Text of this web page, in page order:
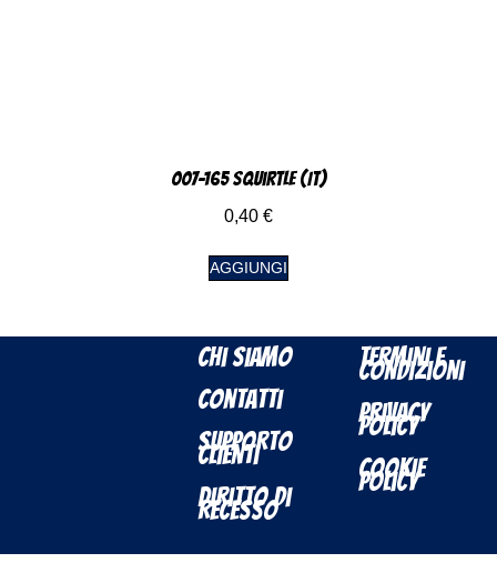
007-165 Squirtle (IT)
0,40 €
AGGIUNGI
Chi Siamo
Contatti
Supporto
Clienti
Diritto di
Recesso
Termini e
Condizioni
Privacy
Policy
Cookie
Policy